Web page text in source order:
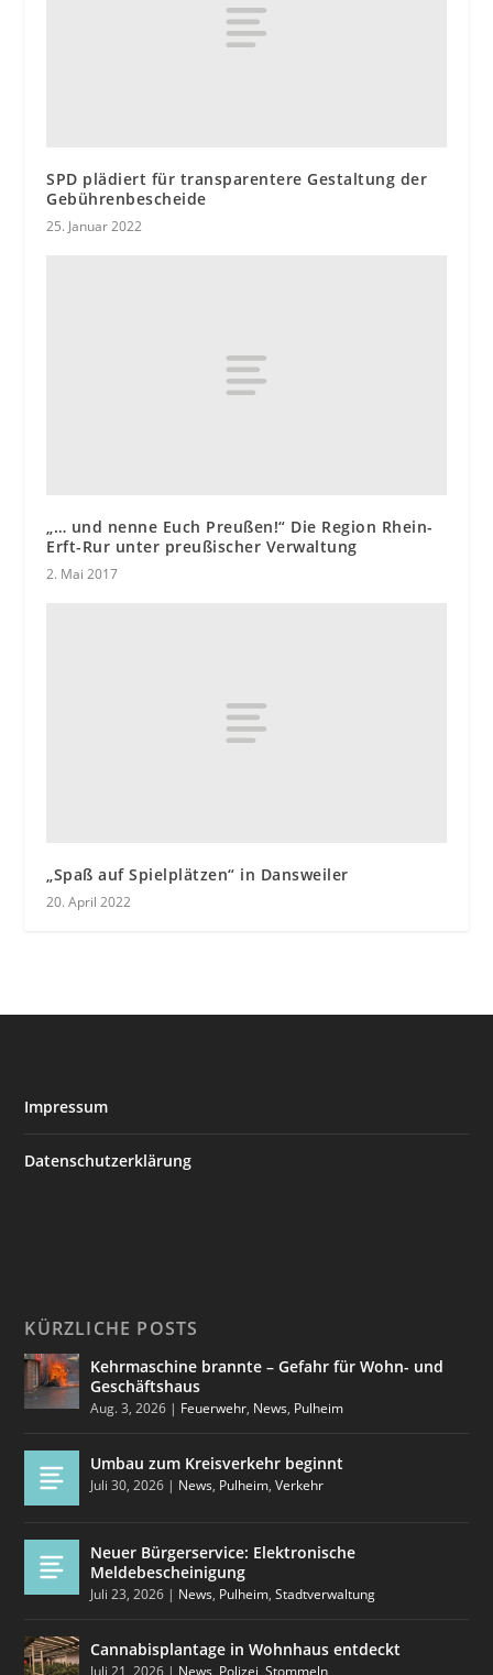
SPD plädiert für transparentere Gestaltung der
Gebührenbescheide
25. Januar 2022
„… und nenne Euch Preußen!“ Die Region Rhein-
Erft-Rur unter preußischer Verwaltung
2. Mai 2017
„Spaß auf Spielplätzen“ in Dansweiler
20. April 2022
Impressum
Datenschutzerklärung
KÜRZLICHE POSTS
Kehrmaschine brannte – Gefahr für Wohn- und
Geschäftshaus
Aug. 3, 2026 | Feuerwehr, News, Pulheim
Umbau zum Kreisverkehr beginnt
Juli 30, 2026 | News, Pulheim,Verkehr
Neuer Bürgerservice: Elektronische
Meldebescheinigung
Juli 23, 2026 | News, Pulheim,Stadtverwaltung
Cannabisplantage in Wohnhaus entdeckt
Juli 21, 2026 | News Polizei ,Stommeln